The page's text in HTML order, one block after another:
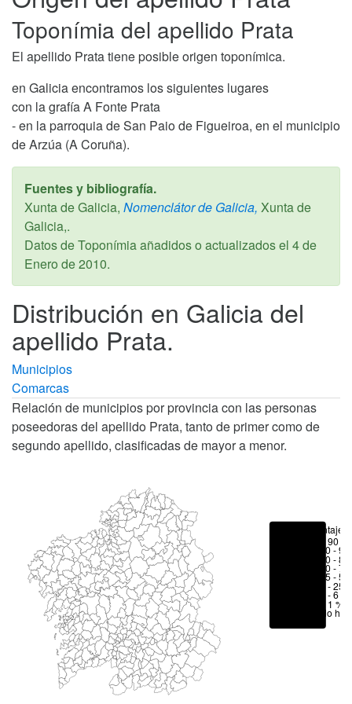
Toponímia del apellido Prata
El apellido Prata tiene posible origen toponímica.
en Galicia encontramos los siguientes lugares
con la grafía A Fonte Prata
- en la parroquia de San Paio de Figueiroa, en el municipio
de Arzúa (A Coruña).
Fuentes y bibliografía.
Xunta de Galicia, Nomenclátor de Galicia, Xunta de
Galicia,.
Datos de Toponímia añadidos o actualizados el 4 de
Enero de 2010.
Distribución en Galicia del
apellido Prata.
Municipios
Comarcas
Relación de municipios por provincia con las personas
poseedoras del apellido Prata, tanto de primer como de
segundo apellido, clasificadas de mayor a menor.
Porcentajes
> 90 %
80 -
70 -
50 -
25 -
6 - 25
1 - 6 %
< 1 %
No hay